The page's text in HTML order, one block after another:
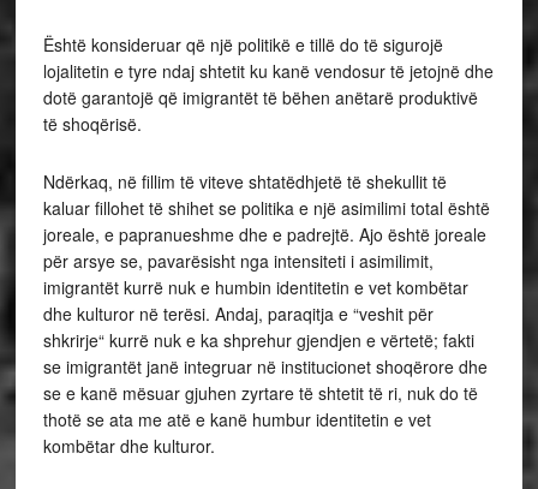
Është konsideruar që një politikë e tillë do të sigurojë
lojalitetin e tyre ndaj shtetit ku kanë vendosur të jetojnë dhe
dotë garantojë që imigrantët të bëhen anëtarë produktivë
të shoqërisë.
Ndërkaq, në fillim të viteve shtatëdhjetë të shekullit të
kaluar fillohet të shihet se politika e një asimilimi total është
joreale, e papranueshme dhe e padrejtë. Ajo është joreale
për arsye se, pavarësisht nga intensiteti i asimilimit,
imigrantët kurrë nuk e humbin identitetin e vet kombëtar
dhe kulturor në terësi. Andaj, paraqitja e “veshit për
shkrirje“ kurrë nuk e ka shprehur gjendjen e vërtetë; fakti
se imigrantët janë integruar në institucionet shoqërore dhe
se e kanë mësuar gjuhen zyrtare të shtetit të ri, nuk do të
thotë se ata me atë e kanë humbur identitetin e vet
kombëtar dhe kulturor.